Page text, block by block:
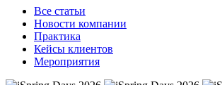
Все статьи
Новости компании
Практика
Кейсы клиентов
Мероприятия